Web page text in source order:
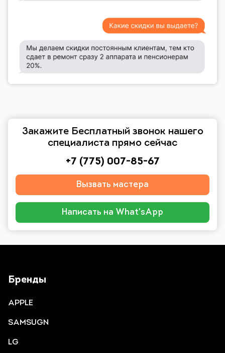
Закажите Бесплатный звонок нашего
специалиста прямо сейчас
+7 (775) 007-85-67
Вызвать мастера
Написать на What'sApp
Бренды
APPLE
SAMSUGN
LG